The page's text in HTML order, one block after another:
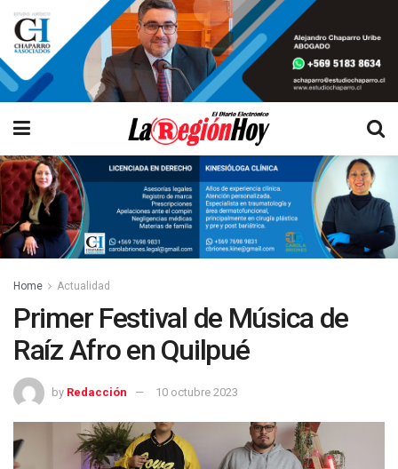
Home Actualidad
Primer Festival de Música de
Raíz Afro en Quilpué
by Redacción 10 octubre 2023